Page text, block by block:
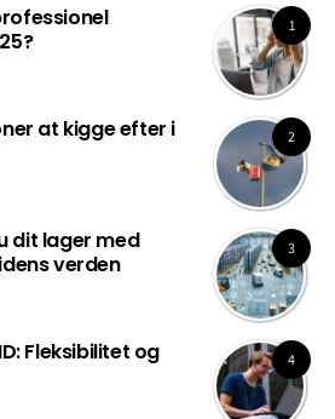
1
2
at kigge efter i
3
dit lager med
verden
4
Fleksibilitet og